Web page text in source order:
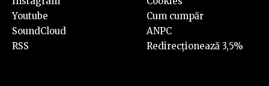
Youtube
SoundCloud
RSS
Cum cumpăr
ANPC
Redirecționează 3,5%